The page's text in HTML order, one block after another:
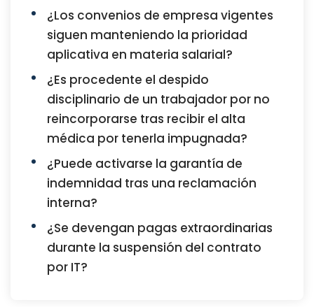
¿Los convenios de empresa vigentes
siguen manteniendo la prioridad
aplicativa en materia salarial?
¿Es procedente el despido
disciplinario de un trabajador por no
reincorporarse tras recibir el alta
médica por tenerla impugnada?
¿Puede activarse la garantía de
indemnidad tras una reclamación
interna?
¿Se devengan pagas extraordinarias
durante la suspensión del contrato
por IT?